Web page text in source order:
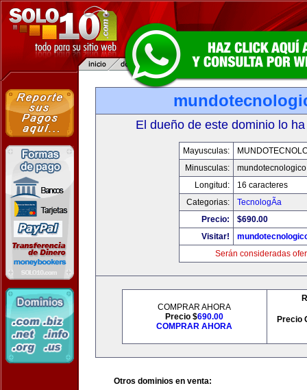
El dueño de este dominio lo
Mayusculas:
Minusculas:
Longitud:
16 caracteres
Categorias:
TecnologÃ­a
Precio:
$690.00
Visitar!
Serán consideradas
COMPRAR AHORA
Precio $690.00
COMPRAR AHORA
Precio
Otros dominios en venta: